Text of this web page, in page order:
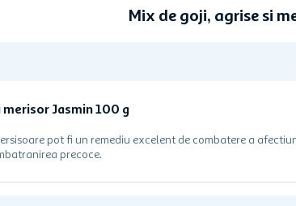
Mix de goji, agrise si
merisor Jasmin 100 g
pot fi un remediu excelent de combatere a
precoce.